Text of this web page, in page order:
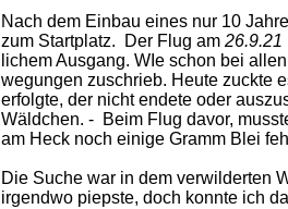
Nach dem Einbau eines nur 10
zum Startplatz. Der Flug am 26.9.21
lichem Ausgang. WIe schon bei
wegungen zuschrieb. Heute zuckte
erfolgte, der nicht endete oder
Wäldchen. - Beim Flug davor,
am Heck noch einige Gramm Blei
Die Suche war in dem verwilderten
irgendwo piepste, doch konnte ich